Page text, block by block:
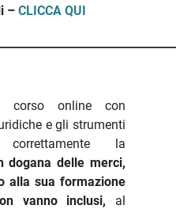
– CLICCA QUI
corso online con
e gli strumenti
la
dogana delle merci,
alla sua formazione
vanno inclusi, al